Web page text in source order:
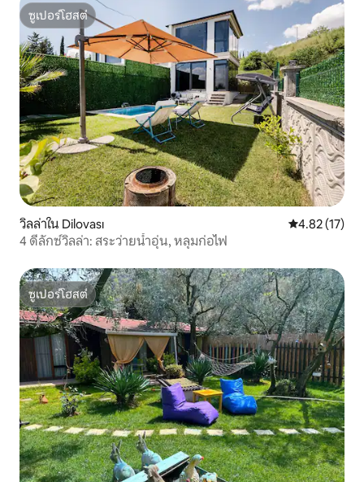
ซูเปอร์โฮสต์
ซูเปอร์โฮสต์
วิลล่าใน Dilovası คะแนนเฉลี่ย
4.82 (17)
4 ดีลักซ์วิลล่า: สระว่ายน้ำอุ่น, หลุมก่อไฟ
ซูเปอร์โฮสต์
ซูเปอร์โฮสต์